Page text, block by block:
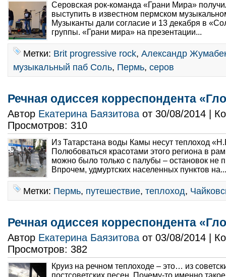
Серовская рок-команда «Грани Мира»
выступить в известном пермском
Музыканты дали согласие и 13 декабря в
группы. «Грани мира» на презентации...
Метки: Brit progressive rock, Александр
музыкальный паб Соль, Пермь, серов
Речная одиссея корреспондента
Автор Екатерина Баязитова от 30/08/2014 |
Просмотров: 310
Из Татарстана воды Камы несут теплоход
Полюбоваться красотами этого региона в
можно было только с палубы – остановок не
Впрочем, удмуртских населенных пунктов
Метки: Пермь, путешествие, теплоход,
Речная одиссея корреспондента
Автор Екатерина Баязитова от 03/08/2014 |
Просмотров: 382
Круиз на речном теплоходе – это… из
постсоветских песен. Почему-то именно